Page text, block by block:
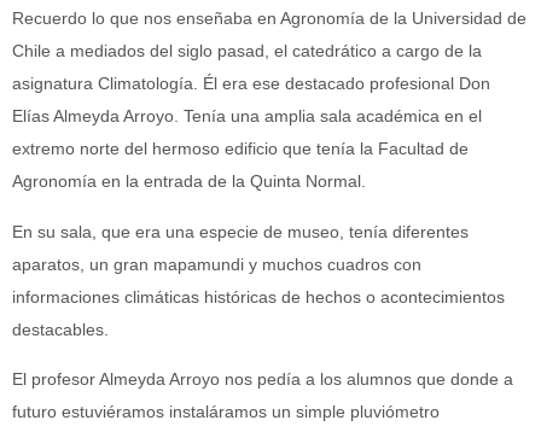
Recuerdo lo que nos enseñaba en Agronomía de la Universidad de
Chile a mediados del siglo pasad, el catedrático a cargo de la
asignatura Climatología. Él era ese destacado profesional Don
Elías Almeyda Arroyo. Tenía una amplia sala académica en el
extremo norte del hermoso edificio que tenía la Facultad de
Agronomía en la entrada de la Quinta Normal.
En su sala, que era una especie de museo, tenía diferentes
aparatos, un gran mapamundi y muchos cuadros con
informaciones climáticas históricas de hechos o acontecimientos
destacables.
El profesor Almeyda Arroyo nos pedía a los alumnos que donde a
futuro estuviéramos instaláramos un simple pluviómetro